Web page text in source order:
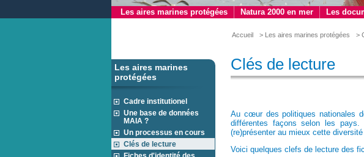
Les aires marines protégées Natura 2000 en mer Les
Accueil > Les aires marines protégées >
Les aires marines
protégées
Cadre institutionel
Une base de données
MAIA ?
Un processus en cours
Clés de lecture
Clés de lecture
Au cœur des politiques nationales
différentes façons selon les
(re)présenter au mieux cette diversité
Voici quelques clefs de lecture des